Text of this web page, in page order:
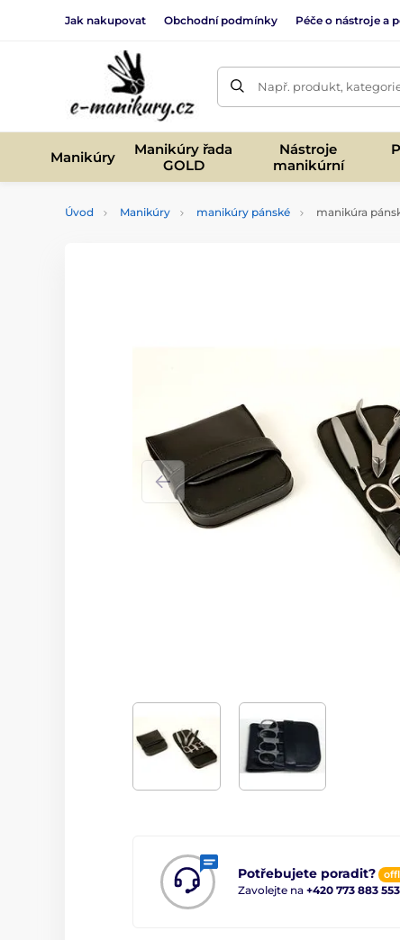
Jak nakupovat Obchodní podmínky Péče o nástroje a
Např. produkt,
Manikúry
Manikúry řada
GOLD
Nástroje
manikúrní
Úvod Manikúry manikúry pánské manikúra
Potřebujete poradit?
Zavolejte na +420 773 883 553